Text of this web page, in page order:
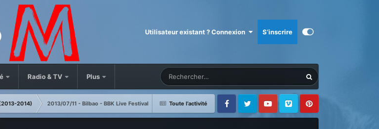
Utilisateur existant ? Connexion S’inscrire
Radio & TV Plus
Toute l’activité
2014)
2013/07/11 - Bilbao - BBK Live Festival
FacebookTwitter Youtube Vimeo Pinterest